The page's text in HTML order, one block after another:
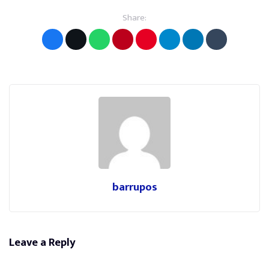
Share:
barrupos
Leave a Reply